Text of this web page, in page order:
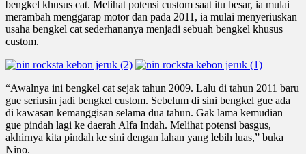
bengkel khusus cat. Melihat potensi custom saat itu besar, ia mulai
merambah menggarap motor dan pada 2011, ia mulai menyeriuskan
usaha bengkel cat sederhananya menjadi sebuah bengkel khusus
custom.
“Awalnya ini bengkel cat sejak tahun 2009. Lalu di tahun 2011 baru
gue seriusin jadi bengkel custom. Sebelum di sini bengkel gue ada
di kawasan kemanggisan selama dua tahun. Gak lama kemudian
gue pindah lagi ke daerah Alfa Indah. Melihat potensi basgus,
akhirnya kita pindah ke sini dengan lahan yang lebih luas,” buka
Nino.